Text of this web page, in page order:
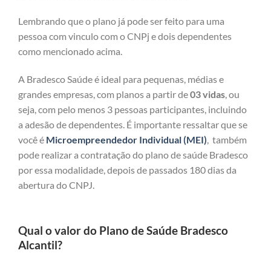
Lembrando que o plano já pode ser feito para uma
pessoa com vinculo com o CNPj e dois dependentes
como mencionado acima.
A Bradesco Saúde é ideal para pequenas, médias e
grandes empresas, com planos a partir de03 vidas, ou
seja, com pelo menos 3 pessoas participantes, incluindo
a adesão de dependentes. É importante ressaltar que se
você é Microempreendedor Individual (MEI), também
pode realizar a contratação do plano de saúde Bradesco
por essa modalidade, depois de passados 180 dias da
abertura do CNPJ.
Qual o valor do Plano de Saúde Bradesco
Alcantil?